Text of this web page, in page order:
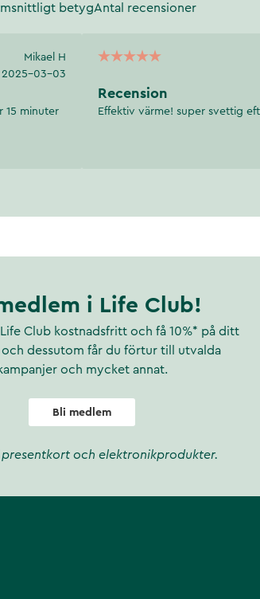
betygAntal recensioner
Mikael H
2025-03-03
15 minuter
Recension
Effektiv värme! super svettig
i Life Club!
Club kostnadsfritt och få 10%* på ditt
och dessutom får du förtur till utvalda
kampanjer och mycket annat.
Bli medlem
och elektronikprodukter.